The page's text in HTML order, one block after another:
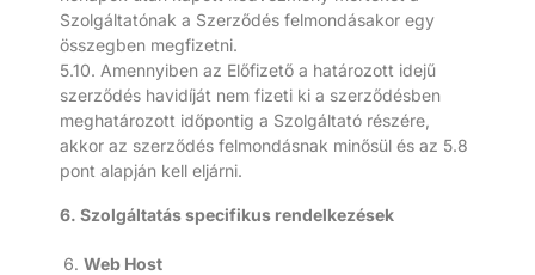
Szolgáltatónak a Szerződés felmondásakor egy
összegben megfizetni.
5.10. Amennyiben az Előfizető a határozott idejű
szerződés havidíját nem fizeti ki a szerződésben
meghatározott időpontig a Szolgáltató részére,
akkor az szerződés felmondásnak minősül és az 5.8
pont alapján kell eljárni.
6. Szolgáltatás specifikus rendelkezések
Web Host